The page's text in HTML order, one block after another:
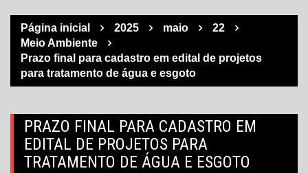
Página inicial 2025 maio
22
Meio Ambiente
Prazo final para cadastro em edital de projetos
para tratamento de água e esgoto
PRAZO FINAL PARA CADASTRO EM
EDITAL DE PROJETOS PARA
TRATAMENTO DE ÁGUA E ESGOTO